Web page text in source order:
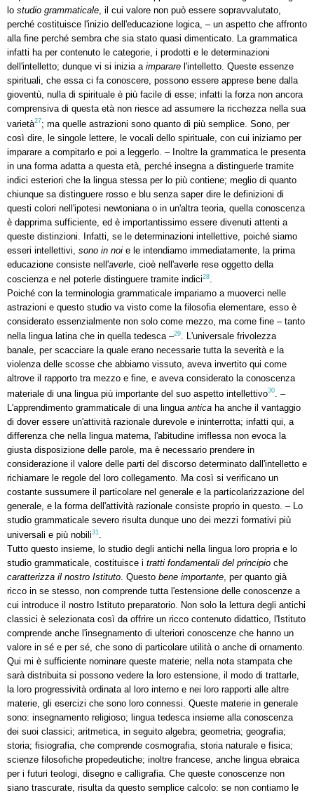
lo studio grammaticale, il cui valore non può essere sopravvalutato,
perché costituisce l'inizio dell'educazione logica, – un aspetto che affronto
alla fine perché sembra che sia stato quasi dimenticato. La grammatica
infatti ha per contenuto le categorie, i prodotti e le determinazioni
dell'intelletto; dunque vi si inizia a imparare l'intelletto. Queste essenze
spirituali, che essa ci fa conoscere, possono essere apprese bene dalla
gioventù, nulla di spirituale è più facile di esse; infatti la forza non ancora
comprensiva di questa età non riesce ad assumere la ricchezza nella sua
varietà27; ma quelle astrazioni sono quanto di più semplice. Sono, per
così dire, le singole lettere, le vocali dello spirituale, con cui iniziamo per
imparare a compitarlo e poi a leggerlo. – Inoltre la grammatica le presenta
in una forma adatta a questa età, perché insegna a distinguerle tramite
indici esteriori che la lingua stessa per lo più contiene; meglio di quanto
chiunque sa distinguere rosso e blu senza saper dire le definizioni di
questi colori nell'ipotesi newtoniana o in un'altra teoria, quella conoscenza
è dapprima sufficiente, ed è importantissimo essere divenuti attenti a
queste distinzioni. Infatti, se le determinazioni intellettive, poiché siamo
esseri intellettivi, sono in noi e le intendiamo immediatamente, la prima
educazione consiste nell'averle, cioè nell'averle rese oggetto della
coscienza e nel poterle distinguere tramite indici28
Poiché con la terminologia grammaticale impariamo a muoverci nelle
astrazioni e questo studio va visto come la filosofia elementare, esso è
considerato essenzialmente non solo come mezzo, ma come fine – tanto
nella lingua latina che in quella tedesca –29. L'universale frivolezza
banale, per scacciare la quale erano necessarie tutta la severità e la
violenza delle scosse che abbiamo vissuto, aveva invertito qui come
altrove il rapporto tra mezzo e fine, e aveva considerato la conoscenza
materiale di una lingua più importante del suo aspetto intellettivo30
. –
L'apprendimento grammaticale di una lingua antica ha anche il vantaggio
di dover essere un'attività razionale durevole e ininterrotta; infatti qui, a
differenza che nella lingua materna, l'abitudine irriflessa non evoca la
giusta disposizione delle parole, ma è necessario prendere in
considerazione il valore delle parti del discorso determinato dall'intelletto e
richiamare le regole del loro collegamento. Ma così si verificano un
costante sussumere il particolare nel generale e la particolarizzazione del
generale, e la forma dell'attività razionale consiste proprio in questo. – Lo
studio grammaticale severo risulta dunque uno dei mezzi formativi più
universali e più nobili31
Tutto questo insieme, lo studio degli antichi nella lingua loro propria e lo
studio grammaticale, costituisce i tratti fondamentali del principio che
caratterizza il nostro Istituto . Questo bene importante , per quanto già
ricco in se stesso, non comprende tutta l'estensione delle conoscenze a
cui introduce il nostro Istituto preparatorio. Non solo la lettura degli antichi
classici è selezionata così da offrire un ricco contenuto didattico, l'Istituto
comprende anche l'insegnamento di ulteriori conoscenze che hanno un
valore in sé e per sé, che sono di particolare utilità o anche di ornamento.
Qui mi è sufficiente nominare queste materie; nella nota stampata che
sarà distribuita si possono vedere la loro estensione, il modo di trattarle,
la loro progressività ordinata al loro interno e nei loro rapporti alle altre
materie, gli esercizi che sono loro connessi. Queste materie in generale
sono: insegnamento religioso; lingua tedesca insieme alla conoscenza
dei suoi classici; aritmetica, in seguito algebra; geometria; geografia;
storia; fisiografia, che comprende cosmografia, storia naturale e fisica;
scienze filosofiche propedeutiche; inoltre francese, anche lingua ebraica
per i futuri teologi, disegno e calligrafia. Che queste conoscenze non
siano trascurate, risulta da questo semplice calcolo: se non contiamo le